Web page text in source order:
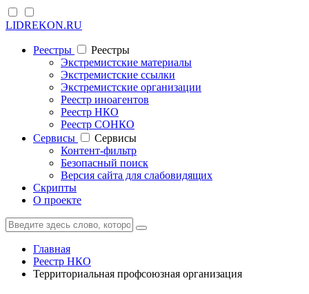
LIDREKON.RU
Реестры
Реестры
Экстремистские материалы
Экстремистские ссылки
Экстремистские организации
Реестр иноагентов
Реестр НКО
Реестр СОНКО
Cервисы
Cервисы
Контент-фильтр
Безопасный поиск
Версия сайта для слабовидящих
Скрипты
О проекте
Главная
Реестр НКО
Территориальная профсоюзная организация